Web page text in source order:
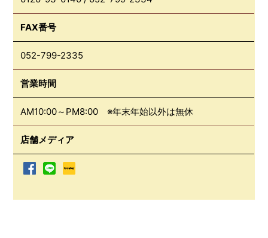
FAX番号
052-799-2335
営業時間
AM10:00～PM8:00 ※年末年始以外は無休
店舗メディア